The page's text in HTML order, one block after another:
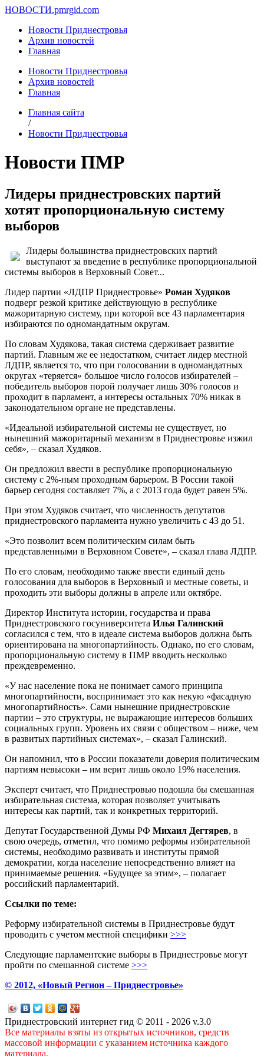
НОВОСТИ.pmrgid.com
Новости Приднестровья
Архив новостей
Главная
Новости Приднестровья
Архив новостей
Главная
Главная сайта
/
Новости Приднестровья
Новости ПМР
Лидеры приднестровских партий
хотят пропорциональную систему
выборов
Лидеры большинства приднестровских партий
выступают за введение в республике пропорциональной
системы выборов в Верховный Совет...
Лидер партии «ЛДПР Приднестровье» Роман Худяков
подверг резкой критике действующую в республике
мажоритарную систему, при которой все 43 парламентария
избираются по одномандатным округам.
По словам Худякова, такая система сдерживает развитие
партий. Главным же ее недостатком, считает лидер местной
ЛДПР, является то, что при голосовании в одномандатных
округах «теряется» большое число голосов избирателей –
победитель выборов порой получает лишь 30% голосов и
проходит в парламент, а интересы остальных 70% никак в
законодательном органе не представлены.
«Идеальной избирательной системы не существует, но
нынешний мажоритарный механизм в Приднестровье изжил
себя», – сказал Худяков.
Он предложил ввести в республике пропорциональную
систему с 2%-ным проходным барьером. В России такой
барьер сегодня составляет 7%, а с 2013 года будет равен 5%.
При этом Худяков считает, что численность депутатов
приднестровского парламента нужно увеличить с 43 до 51.
«Это позволит всем политическим силам быть
представленными в Верховном Совете», – сказал глава ЛДПР.
По его словам, необходимо также ввести единый день
голосования для выборов в Верховный и местные советы, и
проходить эти выборы должны в апреле или октябре.
Директор Института истории, государства и права
Приднестровского госуниверситета Илья Галинский
согласился с тем, что в идеале система выборов должна быть
ориентирована на многопартийность. Однако, по его словам,
пропорциональную систему в ПМР вводить несколько
преждевременно.
«У нас население пока не понимает самого принципа
многопартийности, воспринимает это как некую «фасадную
многопартийность». Сами нынешние приднестровские
партии – это структуры, не выражающие интересов больших
социальных групп. Уровень их связи с обществом – ниже, чем
в развитых партийных системах», – сказал Галинский.
Он напомнил, что в России показатели доверия политическим
партиям невысоки – им верит лишь около 19% населения.
Эксперт считает, что Приднестровью подошла бы смешанная
избирательная система, которая позволяет учитывать
интересы как партий, так и конкретных территорий.
Депутат Государственной Думы РФ Михаил Дегтярев, в
свою очередь, отметил, что помимо реформы избирательной
системы, необходимо развивать и институты прямой
демократии, когда население непосредственно влияет на
принимаемые решения. «Будущее за этим», – полагает
российский парламентарий.
Ссылки по теме:
Реформу избирательной системы в Приднестровье будут
проводить с учетом местной специфики >>>
Следующие парламентские выборы в Приднестровье могут
пройти по смешанной системе >>>
© 2012, «Новый Регион – Приднестровье»
Приднестровский интернет гид © 2011 - 2026 v.3.0
Все материалы взяты из открытых источников, средств
массовой информации с указанием источника каждого
материала.